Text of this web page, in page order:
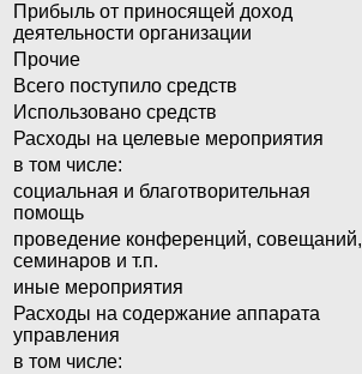
Прибыль от приносящей доход
деятельности организации
Прочие
Всего поступило средств
Использовано средств
Расходы на целевые мероприятия
в том числе:
социальная и благотворительная
помощь
проведение конференций, совещаний,
семинаров и т.п.
иные мероприятия
Расходы на содержание аппарата
управления
в том числе: